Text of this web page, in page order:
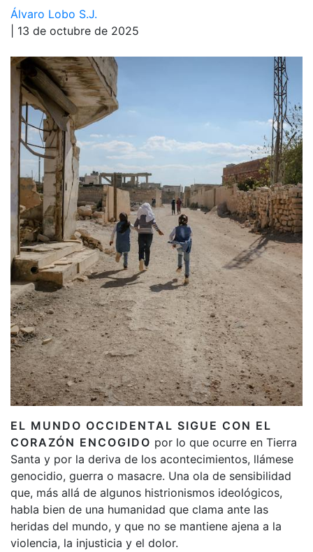
Álvaro Lobo S.J.
| 13 de octubre de 2025
EL MUNDO OCCIDENTAL SIGUE CON EL
CORAZÓN ENCOGIDO por lo que ocurre en Tierra
Santa y por la deriva de los acontecimientos, llámese
genocidio, guerra o masacre. Una ola de sensibilidad
que, más allá de algunos histrionismos ideológicos,
habla bien de una humanidad que clama ante las
heridas del mundo, y que no se mantiene ajena a la
violencia, la injusticia y el dolor.